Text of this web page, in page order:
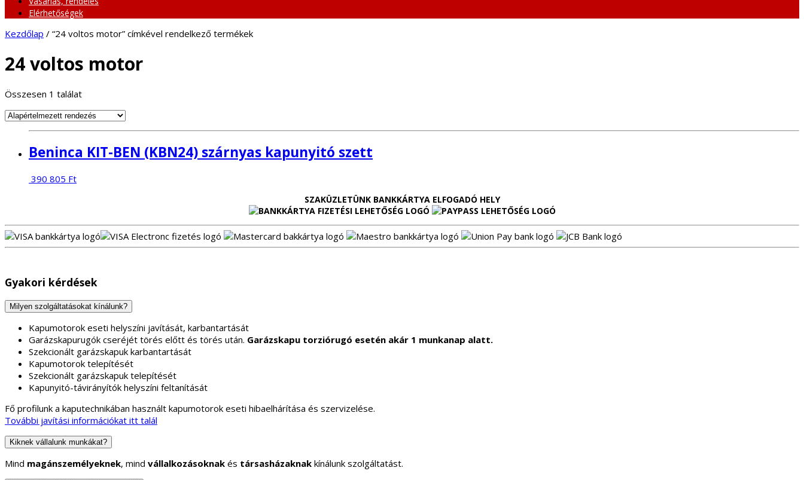
Elérhetőségek
Kezdőlap / “24 voltos motor” címkével rendelkező termékek
24 voltos motor
Összesen 1 találat
Beninca KIT-BEN (KBN24) szárnyas kapunyitó szett
390 805 Ft
SZAKÜZLETÜNK BANKKÁRTYA ELFOGADÓ HELY
Gyakori kérdések
Milyen szolgáltatásokat kínálunk?
Kapumotorok eseti helyszíni javítását, karbantartását
Garázskapurugók cseréjét törés előtt és törés után. Garázskapu torziórugó esetén akár 1 munkanap alatt.
Szekcionált garázskapuk karbantartását
Kapumotorok telepítését
Szekcionált garázskapuk telepítését
Kapunyitó-távirányítók helyszíni feltanítását
Fő profilunk a kaputechnikában használt kapumotorok eseti hibaelhárítása és szervizelése.
További javítási információkat itt talál
Kiknek vállalunk munkákat?
Mind magánszemélyeknek, mind vállalkozásoknak és társasházaknak kínálunk szolgáltatást.